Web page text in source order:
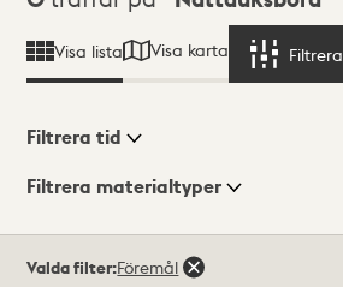
Visa lista Visa karta Filtrera
Visningsläge
Filtrera tid
Filtrera materialtyper
träffar
Valda filter:Föremål